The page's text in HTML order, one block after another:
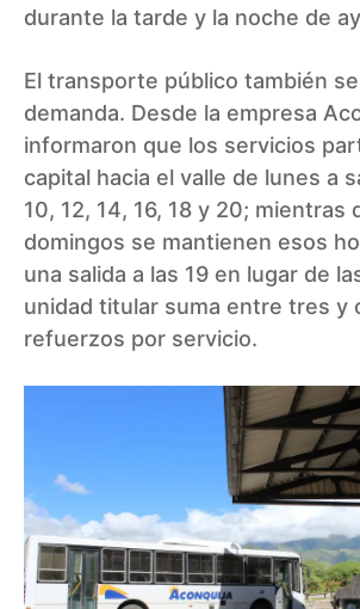
durante la tarde y la noche de
El transporte público también
demanda. Desde la empresa
informaron que los servicios
capital hacia el valle de lunes a
10, 12, 14, 16, 18 y 20; mientras
domingos se mantienen esos
una salida a las 19 en lugar de
unidad titular suma entre tres y
refuerzos por servicio.